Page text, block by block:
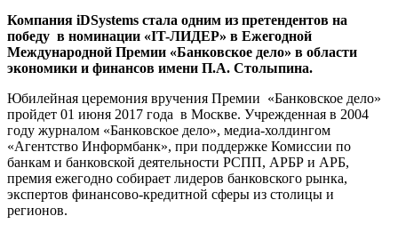
Компания iDSystems стала одним из претендентов на
победу в номинации «IT-ЛИДЕР» в Ежегодной
Международной Премии «Банковское дело» в области
экономики и финансов имени П.А. Столыпина.
Юбилейная церемония вручения Премии «Банковское дело»
пройдет 01 июня 2017 года в Москве. Учрежденная в 2004
году журналом «Банковское дело», медиа-холдингом
«Агентство Информбанк», при поддержке Комиссии по
банкам и банковской деятельности РСПП, АРБР и АРБ,
премия ежегодно собирает лидеров банковского рынка,
экспертов финансово-кредитной сферы из столицы и
регионов.